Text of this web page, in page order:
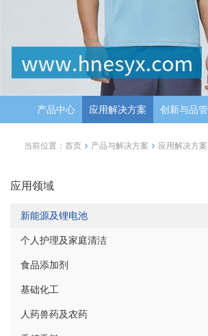
产品中心 应用解决方案 创新与品管
当前位置： 首页 产品与解决方案 应用解决方案
应用领域
新能源及锂电池
个人护理及家庭清洁
食品添加剂
基础化工
人药兽药及农药